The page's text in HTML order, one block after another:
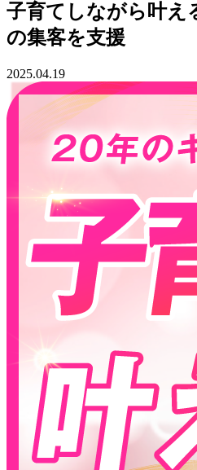
子育てしながら叶え
の集客を支援
2025.04.19